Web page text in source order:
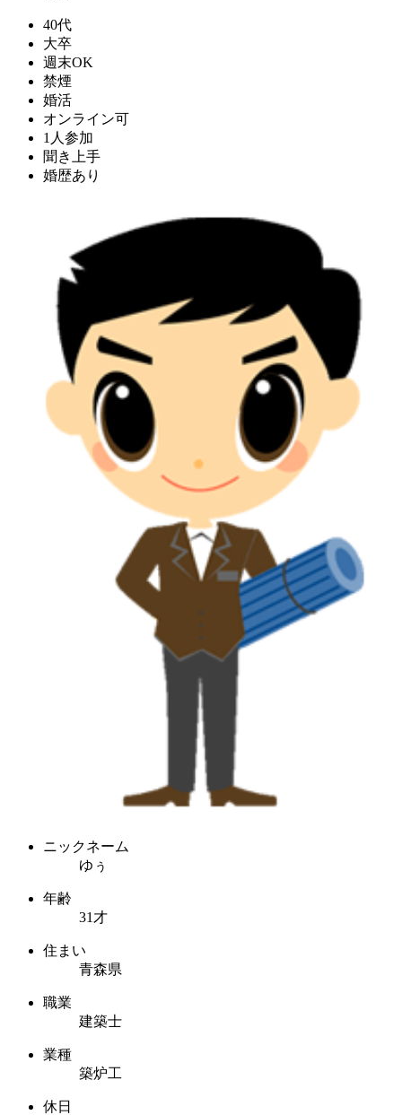
40代
大卒
週末OK
禁煙
婚活
オンライン可
1人参加
聞き上手
婚歴あり
ニックネーム
ゆぅ
年齢
31才
住まい
青森県
職業
建築士
業種
築炉工
休日